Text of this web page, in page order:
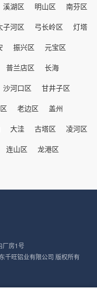
溪湖区 明山区
南芬区
子河区 弓长岭区
灯塔
振兴区
元宝区
普兰店区
长海
沙河口区
甘井子区
老边区
盖州
大洼 古塔区
凌河区
连山区
龙港区
厂房1号
千旺铝业有限公司 版权所有